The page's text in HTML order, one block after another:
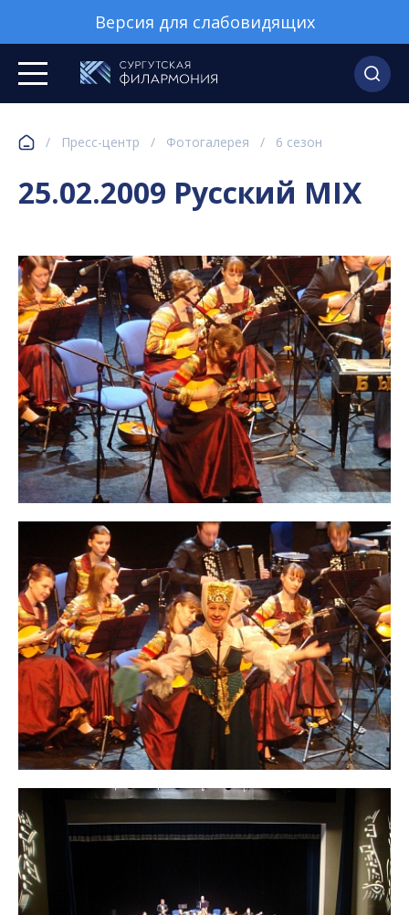
Версия для слабовидящих
/ Пресс-центр / Фотогалерея / 6 сезон
25.02.2009 Русский MIX